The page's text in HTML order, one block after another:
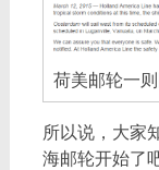
荷美邮轮一
所以说，大家
海邮轮开始了